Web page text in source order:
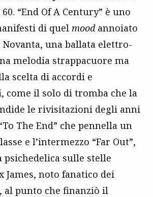
“End Of A Century” è uno
di quel moodannoiato
una ballata elettro-
melodia strappacuore ma
scelta di accordi e
come il solo di tromba che la
le rivisitazioni degli anni
The End” che pennella un
e l’intermezzo “Far Out”,
psichedelica sulle stelle
James, noto fanatico dei
al punto che finanziò il